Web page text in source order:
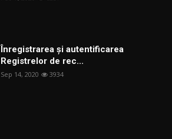
Înregistrarea și autentificarea
Registrelor de rec...
Sep 14, 2020 3934